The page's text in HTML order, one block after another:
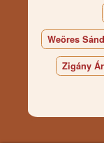
Weöres
Zigány